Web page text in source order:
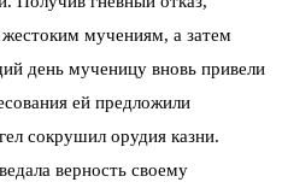
мучениям, а затем
день мученицу вновь привели
ей предложили
сокрушил орудия казни.
верность своему